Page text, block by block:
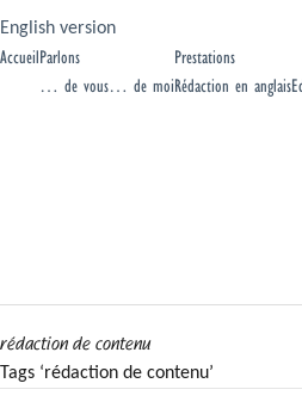
English version
AccueilParlons
… de vous… de moi
Prestations
Rédaction en anglais
rédaction de contenu
Tags ‘rédaction de contenu’